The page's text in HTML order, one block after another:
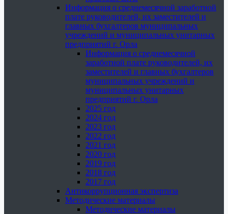
Информация о среднемесячной заработной
плате руководителей, их заместителей и
главных бухгалтеров муниципальных
учреждений и муниципальных унитарных
предприятий г. Орла
Информация о среднемесячной
заработной плате руководителей, их
заместителей и главных бухгалтеров
муниципальных учреждений и
муниципальных унитарных
предприятий г. Орла
2025 год
2024 год
2023 год
2022 год
2021 год
2020 год
2019 год
2018 год
2017 год
Антикоррупционная экспертиза
Методические материалы
Методические материалы